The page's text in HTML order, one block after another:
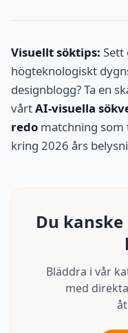
Visuellt söktips: Sett
högteknologiskt
designblogg? Ta en
vårtAI-visuella
redo matchning som
kring 2026 års
Du
Bläddra i vår
med